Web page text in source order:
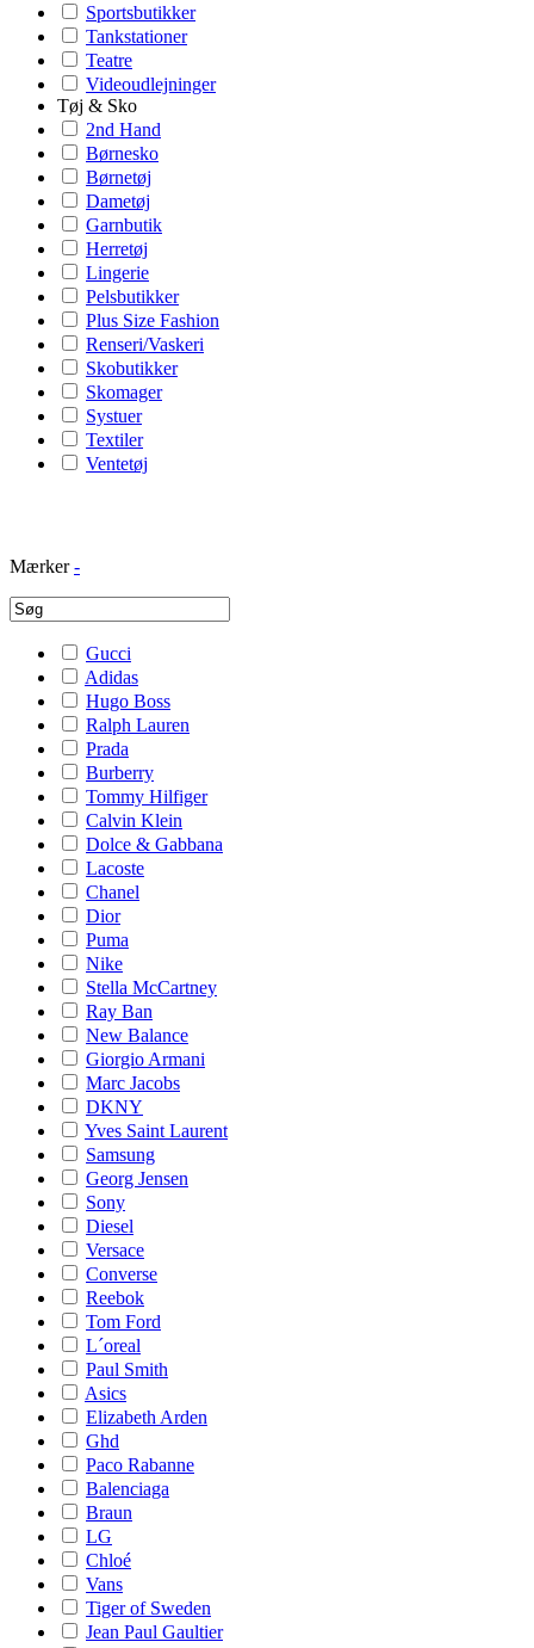
Sportsbutikker
Tankstationer
Teatre
Videoudlejninger
Tøj & Sko
2nd Hand
Børnesko
Børnetøj
Dametøj
Garnbutik
Herretøj
Lingerie
Pelsbutikker
Plus Size Fashion
Renseri/Vaskeri
Skobutikker
Skomager
Systuer
Textiler
Ventetøj
Mærker -
Gucci
Adidas
Hugo Boss
Ralph Lauren
Prada
Burberry
Tommy Hilfiger
Calvin Klein
Dolce & Gabbana
Lacoste
Chanel
Dior
Puma
Nike
Stella McCartney
Ray Ban
New Balance
Giorgio Armani
Marc Jacobs
DKNY
Yves Saint Laurent
Samsung
Georg Jensen
Sony
Diesel
Versace
Converse
Reebok
Tom Ford
L´oreal
Paul Smith
Asics
Elizabeth Arden
Ghd
Paco Rabanne
Balenciaga
Braun
LG
Chloé
Vans
Tiger of Sweden
Jean Paul Gaultier